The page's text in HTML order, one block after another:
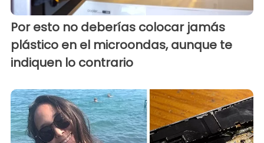
Por esto no deberías colocar jamás
plástico en el microondas, aunque te
indiquen lo contrario